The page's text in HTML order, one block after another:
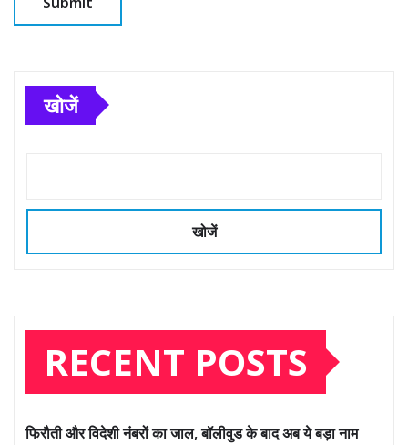
खोजें
खोजें
RECENT POSTS
फिरौती और विदेशी नंबरों का जाल, बॉलीवुड के बाद अब ये बड़ा नाम